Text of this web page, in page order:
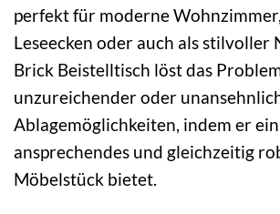
perfekt für moderne
Leseecken oder auch als stilvoller
Brick Beistelltisch löst das
unzureichender oder
Ablagemöglichkeiten, indem er
ansprechendes und gleichzeitig
Möbelstück bietet.